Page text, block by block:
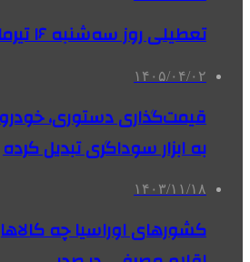
تعطیلی روز سه‌شنبه ۱۶ تیرماه ابلاغ شد
۱۴۰۵/۰۴/۰۲
قیمت‌گذاری دستوری،
به ابزار سوداگری تبدیل کرده
۱۴۰۳/۱۱/۱۸
کشورهای اوراسیا چه